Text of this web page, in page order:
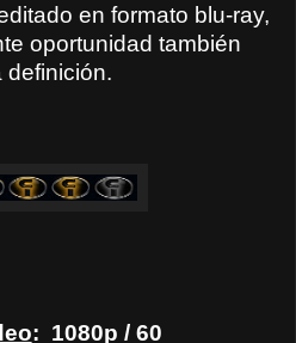
en formato blu-ray,
oportunidad también
definición.
: 1080p / 60